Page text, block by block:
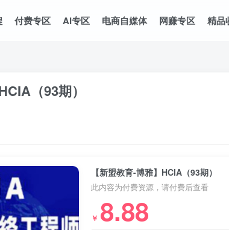
付费专区 AI专区 电商自媒体 网赚专区 精品
（93期）
【新盟教育-博雅】HCIA（93期）
此内容为付费资源，请付费后查看
￥ 8.88